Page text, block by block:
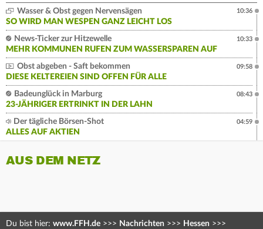
Wasser & Obst gegen Nervensägen
SO WIRD MAN WESPEN GANZ LEICHT LOS
10:36
News-Ticker zur Hitzewelle
MEHR KOMMUNEN RUFEN ZUM WASSERSPAREN AUF
10:33
Obst abgeben - Saft bekommen
DIESE KELTEREIEN SIND OFFEN FÜR ALLE
09:58
Badeunglück in Marburg
23-JÄHRIGER ERTRINKT IN DER LAHN
08:43
Der tägliche Börsen-Shot
ALLES AUF AKTIEN
04:59
AUS DEM NETZ
Du bist hier: www.FFH.de >>> Nachrichten >>> Hessen >>>